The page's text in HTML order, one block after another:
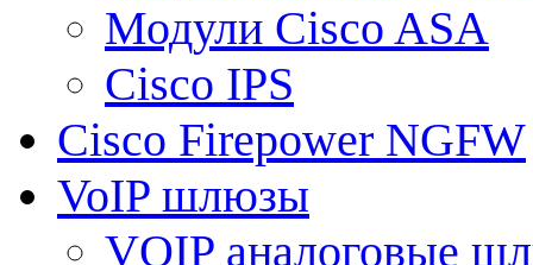
Модули Cisco ASA
Cisco IPS
Cisco Firepower NGFW
VoIP шлюзы
VOIP аналоговые